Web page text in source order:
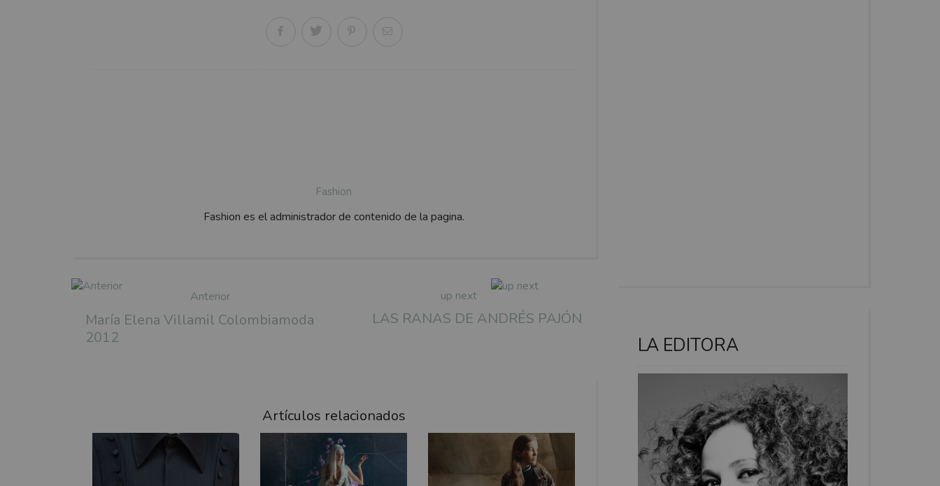
Fashion
Fashion es el administrador de contenido de la pagina.
Anterior
María Elena Villamil Colombiamoda
2012
up next
LAS RANAS DE ANDRÉS PAJÓN
Artículos relacionados
LA EDITORA